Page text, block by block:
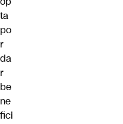
ta
po
r
da
r
be
ne
fici